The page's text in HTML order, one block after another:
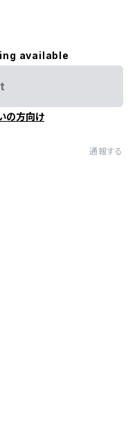
available
の方向け
通報する